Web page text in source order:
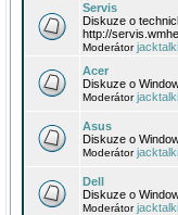
Servis
Diskuze o
http://
Moderátor
Acer
Diskuze o
Moderátor
Asus
Diskuze o
Moderátor
Dell
Diskuze o
Moderátor